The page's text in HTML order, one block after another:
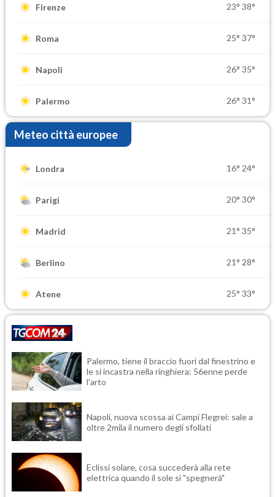
Firenze 23° 38°
Roma 25° 37°
Napoli 26° 35°
Palermo 26° 31°
Meteo città europee
Londra 16° 24°
Parigi 20° 30°
Madrid 21° 35°
Berlino 21° 28°
Atene 25° 33°
Palermo, tiene il braccio fuori dal finestrino e
le si incastra nella ringhiera: 56enne perde
l'arto
Napoli, nuova scossa ai Campi Flegrei: sale a
oltre 2mila il numero degli sfollati
Eclissi solare, cosa succederà alla rete
elettrica quando il sole si "spegnerà"